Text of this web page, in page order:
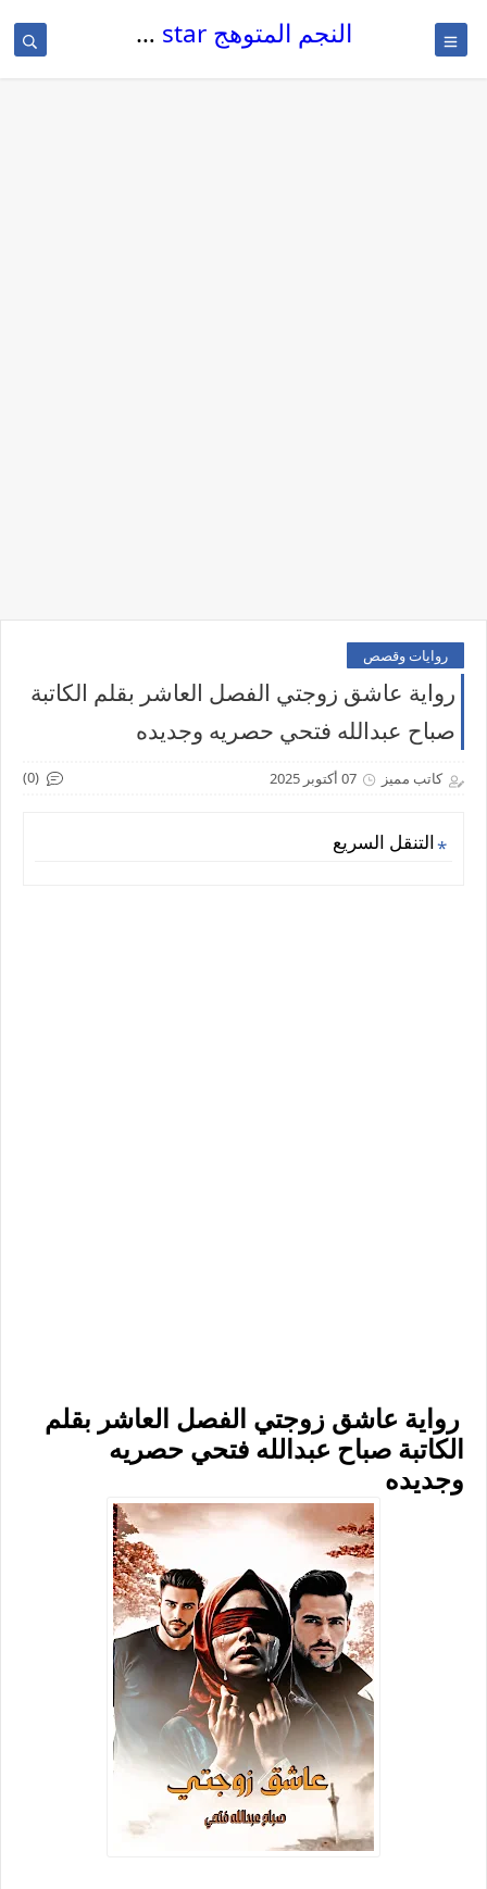
النجم المتوهج The glowing star
روايات وقصص
رواية عاشق زوجتي الفصل العاشر بقلم الكاتبة
صباح عبدالله فتحي حصريه وجديده
كاتب مميز 07 أكتوبر 2025 (0)
التنقل السريع
رواية عاشق زوجتي الفصل العاشر بقلم
الكاتبة صباح عبدالله فتحي حصريه
وجديده